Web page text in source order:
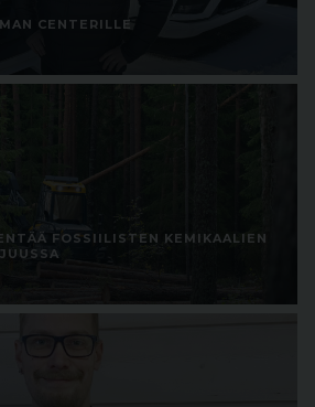
CENTERILLE
FOSSIILISTEN KEMIKAALIEN